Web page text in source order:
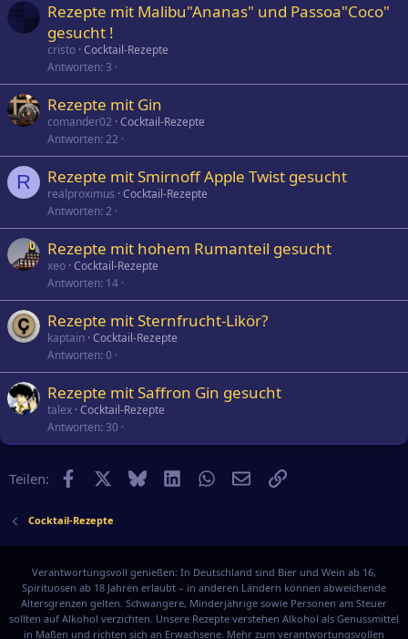
Rezepte mit Malibu"Ananas" und Passoa"Coco"
gesucht !
cristo Cocktail-Rezepte
Antworten 3
Rezepte mit Gin
comander02 Cocktail-Rezepte
Antworten 22
R Rezepte mit Smirnoff Apple Twist gesucht
realproximus Cocktail-Rezepte
Antworten 2
Rezepte mit hohem Rumanteil gesucht
xeo Cocktail-Rezepte
Antworten 14
Rezepte mit Sternfrucht-Likör?
kaptain Cocktail-Rezepte
Antworten 0
Rezepte mit Saffron Gin gesucht
talex Cocktail-Rezepte
Antworten 30
Teilen: Facebook BlueskyLinkedInWhatsApp
E-MailLink
Cocktail-Rezepte
Verantwortungsvoll genießen: In Deutschland sind Bier und Wein ab 16,
Spirituosen ab 18 Jahren erlaubt – in anderen Ländern können abweichende
Altersgrenzen gelten. Schwangere, Minderjährige sowie Personen am Steuer
sollten auf Alkohol verzichten. Unsere Rezepte verstehen Alkohol als Genussmittel
in Maßen und richten sich an Erwachsene. Mehr zum verantwortungsvollen